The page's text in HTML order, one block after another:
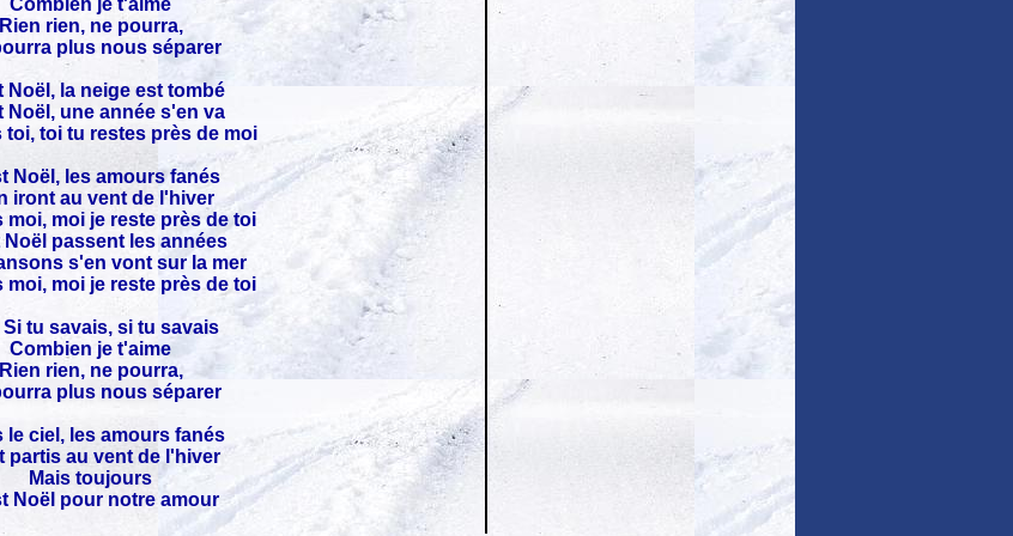
Combien je t'aime
Rien rien, ne pourra,
plus nous séparer
Noël, la neige est tombé
Noël, une année s'en va
toi, toi tu restes près de moi
Noël, les amours fanés
iront au vent de l'hiver
moi, moi je reste près de toi
Noël passent les années
s'en vont sur la mer
moi, moi je reste près de toi
Si tu savais, si tu savais
Combien je t'aime
Rien rien, ne pourra,
plus nous séparer
le ciel, les amours fanés
partis au vent de l'hiver
Mais toujours
Noël pour notre amour